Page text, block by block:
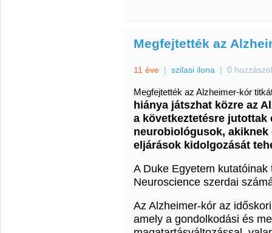
Megfejtették az
11 éve | szilasi ilona | 0
Megfejtették az Alzheimer-kór
hiánya játszhat közre az
a következtetésre jutottak
neurobiológusok,
eljárások kidolgozását
A Duke Egyetem
Neuroscience szerdai
Az Alzheimer-kór az
amely a gondolkodási és